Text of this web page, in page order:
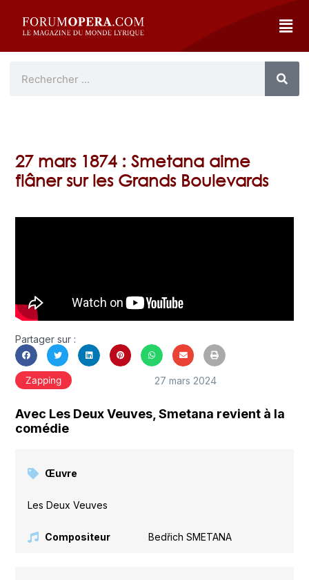
27 mars 1874 : Smetana aime
flâner sur les Grands Boulevards
Partager sur :
Zapping 27 mars 2024
Avec Les Deux Veuves, Smetana revient à la
comédie
Œuvre
Les Deux Veuves
Compositeur Bedřich SMETANA